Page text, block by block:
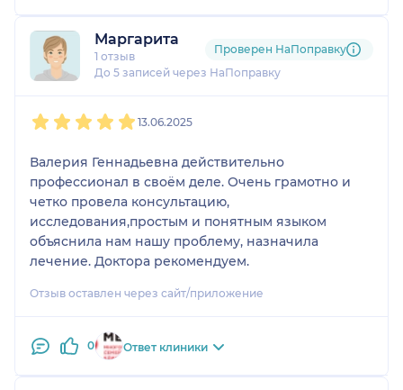
Маргарита
1 отзыв
До 5 записей через НаПоправку
Проверен НаПоправку
13.06.2025
Валерия Геннадьевна действительно
профессионал в своём деле. Очень грамотно и
четко провела консультацию,
исследования,простым и понятным языком
объяснила нам нашу проблему, назначила
лечение. Доктора рекомендуем.
Отзыв оставлен через сайт/приложение
0 Ответ клиники